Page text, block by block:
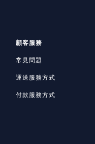
顧客服務
常見問題
運送服務方式
付款服務方式